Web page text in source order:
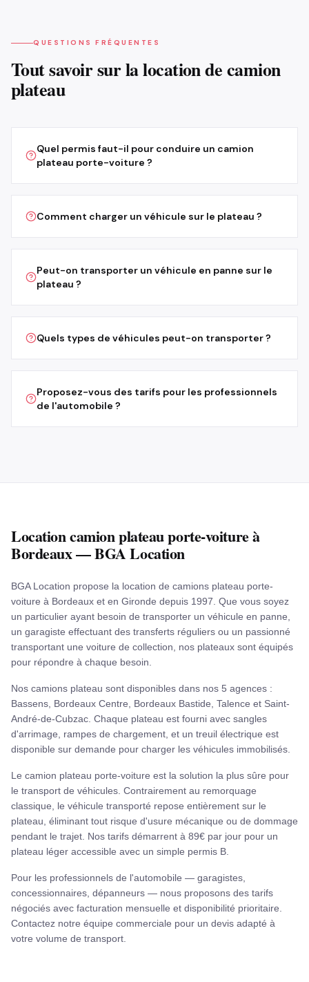
QUESTIONS FRÉQUENTES
Tout savoir sur la location de camion
plateau
Quel permis faut-il pour conduire un camion
plateau porte-voiture ?
Comment charger un véhicule sur le plateau ?
Peut-on transporter un véhicule en panne sur le
plateau ?
Quels types de véhicules peut-on transporter ?
Proposez-vous des tarifs pour les professionnels
de l'automobile ?
Location camion plateau porte-voiture à
Bordeaux — BGA Location
BGA Location propose la location de camions plateau porte-
voiture à Bordeaux et en Gironde depuis 1997. Que vous soyez
un particulier ayant besoin de transporter un véhicule en panne,
un garagiste effectuant des transferts réguliers ou un passionné
transportant une voiture de collection, nos plateaux sont équipés
pour répondre à chaque besoin.
Nos camions plateau sont disponibles dans nos 5 agences :
Bassens, Bordeaux Centre, Bordeaux Bastide, Talence et Saint-
André-de-Cubzac. Chaque plateau est fourni avec sangles
d'arrimage, rampes de chargement, et un treuil électrique est
disponible sur demande pour charger les véhicules immobilisés.
Le camion plateau porte-voiture est la solution la plus sûre pour
le transport de véhicules. Contrairement au remorquage
classique, le véhicule transporté repose entièrement sur le
plateau, éliminant tout risque d'usure mécanique ou de dommage
pendant le trajet. Nos tarifs démarrent à 89€ par jour pour un
plateau léger accessible avec un simple permis B.
Pour les professionnels de l'automobile — garagistes,
concessionnaires, dépanneurs — nous proposons des tarifs
négociés avec facturation mensuelle et disponibilité prioritaire.
Contactez notre équipe commerciale pour un devis adapté à
votre volume de transport.